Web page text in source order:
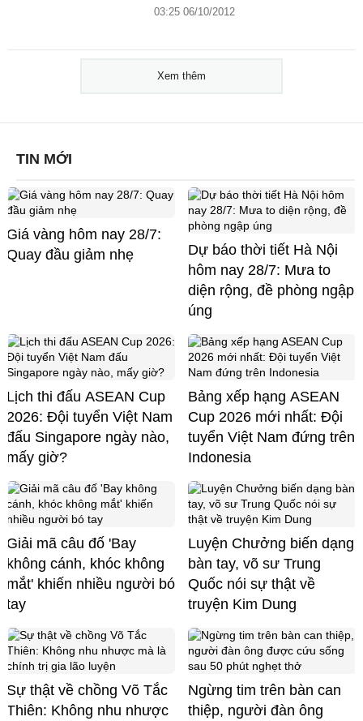
03:25 06/10/2012
Xem thêm
TIN MỚI
Giá vàng hôm nay 28/7:
Quay đầu giảm nhẹ
Dự báo thời tiết Hà Nội
hôm nay 28/7: Mưa to
diện rộng, đề phòng ngập
úng
Lịch thi đấu ASEAN Cup
2026: Đội tuyển Việt Nam
đấu Singapore ngày nào,
mấy giờ?
Bảng xếp hạng ASEAN
Cup 2026 mới nhất: Đội
tuyển Việt Nam đứng trên
Indonesia
Giải mã câu đố 'Bay
không cánh, khóc không
mắt' khiến nhiều người bó
tay
Luyện Chưởng biến dạng
bàn tay, võ sư Trung
Quốc nói sự thật về
truyện Kim Dung
Sự thật về chồng Võ Tắc
Thiên: Không nhu nhược
Ngừng tim trên bàn can
thiệp, người đàn ông